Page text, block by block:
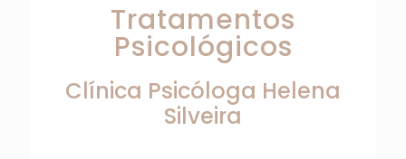
Tratamentos
Psicológicos
Clínica Psicóloga Helena
Silveira